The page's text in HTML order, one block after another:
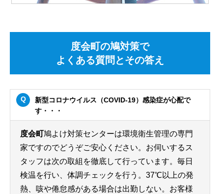
度会町の鳩対策で
よくある質問とその答え
新型コロナウイルス（COVID-19）感染症が心配で
す・・・
度会町鳩よけ対策センターは環境衛生管理の専門
家ですのでどうぞご安心ください。お伺いするス
タッフは次の取組を徹底して行っています。毎日
検温を行い、体調チェックを行う。37℃以上の発
熱、咳や倦怠感がある場合は出勤しない。お客様